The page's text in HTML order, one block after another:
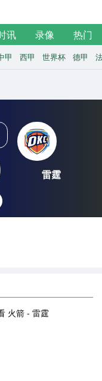
讯 录像 热门
甲 西甲 世界杯 德甲
04:30:00
0
火箭 - 雷霆